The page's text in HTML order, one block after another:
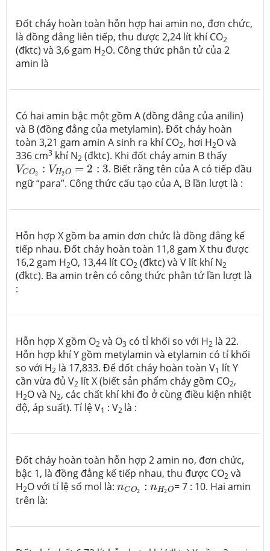
Đốt cháy hoàn toàn hỗn hợp hai amin no, đơn chức,
là đồng đẳng liên tiếp, thu được 2,24 lít khí CO2
(đktc) và 3,6 gam H2O. Công thức phân tử của 2
amin là
Có hai amin bậc một gồm A (đồng đẳng của anilin)
và B (đồng đẳng của metylamin). Đốt cháy hoàn
toàn 3,21 gam amin A sinh ra khí CO2, hơi H2O và
336 cm3 khí N2 (đktc). Khi đốt cháy amin B thấy
VCO2 : VH2O = 2 : 3
VCO2:VH2 O=2:3 . Biết rằng tên của A có tiếp đầu
ngữ “para”. Công thức cấu tạo của A, B lần lượt là :
Hỗn hợp X gồm ba amin đơn chức là đồng đẳng kế
tiếp nhau. Đốt cháy hoàn toàn 11,8 gam X thu được
16,2 gam H2O, 13,44 lít CO2 (đktc) và V lít khí N2
(đktc). Ba amin trên có công thức phân tử lần lượt là
:
Hỗn hợp X gồm O2 và O3 có tỉ khối so với H2 là 22.
Hỗn hợp khí Y gồm metylamin và etylamin có tỉ khối
so với H2 là 17,833. Để đốt cháy hoàn toàn V1 lít Y
cần vừa đủ V2 lít X (biết sản phẩm cháy gồm CO2,
H2O và N2, các chất khí khi đo ở cùng điều kiện nhiệt
độ, áp suất). Tỉ lệ V1 : V2 là :
Đốt cháy hoàn toàn hỗn hợp 2 amin no, đơn chức,
bậc 1, là đồng đẳng kế tiếp nhau, thu được CO2 và
H2O với tỉ lệ số mol là: nCO2 : nH2O
nCO 2 nH 2O= 7 : 10. Hai amin
trên là: